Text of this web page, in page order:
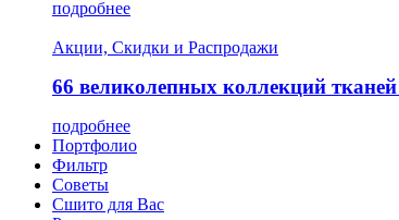
подробнее
Акции, Скидки и Распродажи
66 великолепных коллекций
подробнее
Портфолио
Фильтр
Советы
Сшито для Вас